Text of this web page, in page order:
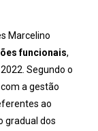
Marcelino
funcionais,
Segundo o
a gestão
ao
gradual dos